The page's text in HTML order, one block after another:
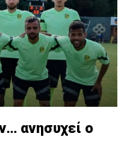
ανησυχεί ο